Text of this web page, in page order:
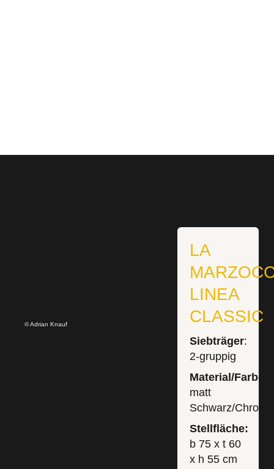
© Adrian Knauf
LA
LINEA
CLASSIC
Siebträger:
2-gruppig
Material/Farbe:
matt
Schwarz/Chrom
Stellfläche:
b 75 x t 60
x h 55 cm